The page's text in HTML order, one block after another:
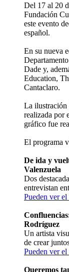
Del 17 al 20
Fundación
este evento
español.
En su nueva
Dade y,
Education,
Cantaclaro.
La ilustración
realizada por
gráfico fue
El programa
De ida y
Valenzuela
Dos
entrevistan
Pueden ver
Rodríguez
Un artista
de crear
Pueden ver
Queremos